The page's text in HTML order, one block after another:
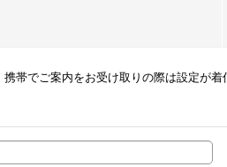
帯でご案内をお受け取りの際は設定が